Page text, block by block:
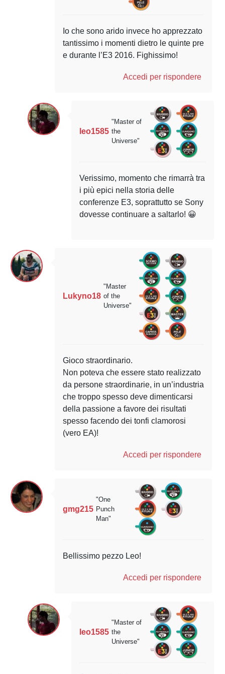
Io che sono arido invece ho apprezzato
tantissimo i momenti dietro le quinte pre
e durante l’E3 2016. Fighissimo!
Accedi per rispondere
leo1585
"Master of
the
Universe"
Verissimo, momento che rimarrà tra
i più epici nella storia delle
conferenze E3, soprattutto se Sony
dovesse continuare a saltarlo! 😀
Lukyno18
"Master
of the
Universe"
Gioco straordinario.
Non poteva che essere stato realizzato
da persone straordinarie, in un’industria
che troppo spesso deve dimenticarsi
della passione a favore dei risultati
spesso facendo dei tonfi clamorosi
(vero EA)!
Accedi per rispondere
gmg215
"One
Punch
Man"
Bellissimo pezzo Leo!
Accedi per rispondere
leo1585
"Master of
the
Universe"